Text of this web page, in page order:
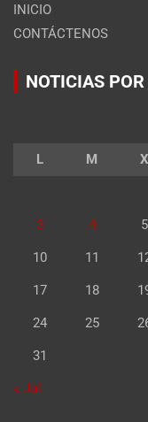
INICIO
CONTÁCTENOS
NOTICIAS
L M X
3 4 5
10 11
17 18
24 25
31
« Jul